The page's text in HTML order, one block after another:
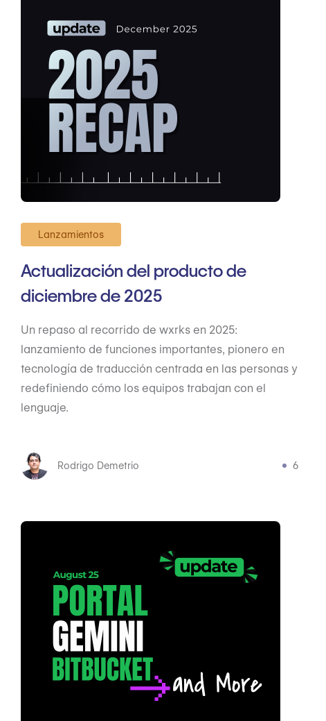
Lanzamientos
Actualización del producto de
diciembre de 2025
Un repaso al recorrido de wxrks en 2025:
lanzamiento de funciones importantes, pionero en
tecnología de traducción centrada en las personas y
redefiniendo cómo los equipos trabajan con el
lenguaje.
Rodrigo Demetrio 6